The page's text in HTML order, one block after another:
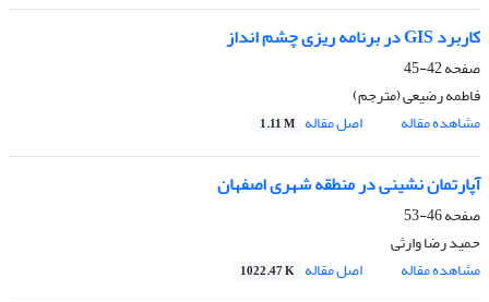
کاربرد GIS در برنامه ریزی چشم انداز
صفحه42-45
فاطمه رضیعی (مترجم)
مشاهده مقاله
اصل مقاله 1.11 M
آپارتمان نشینی در منطقه شهری اصفهان
صفحه46-53
حمید رضا وارثی
مشاهده مقاله
اصل مقاله 1022.47 K